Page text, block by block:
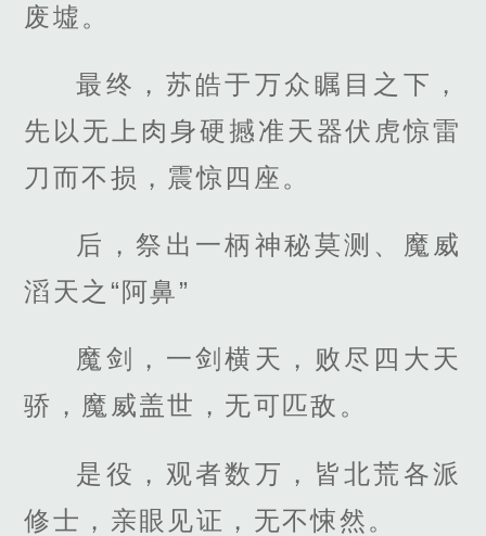
废墟。
最终，苏皓于万众瞩目之下，
先以无上肉身硬撼准天器伏虎惊雷
刀而不损，震惊四座。
后，祭出一柄神秘莫测、魔威
滔天之“阿鼻”
魔剑，一剑横天，败尽四大天
骄，魔威盖世，无可匹敌。
是役，观者数万，皆北荒各派
修士，亲眼见证，无不悚然。